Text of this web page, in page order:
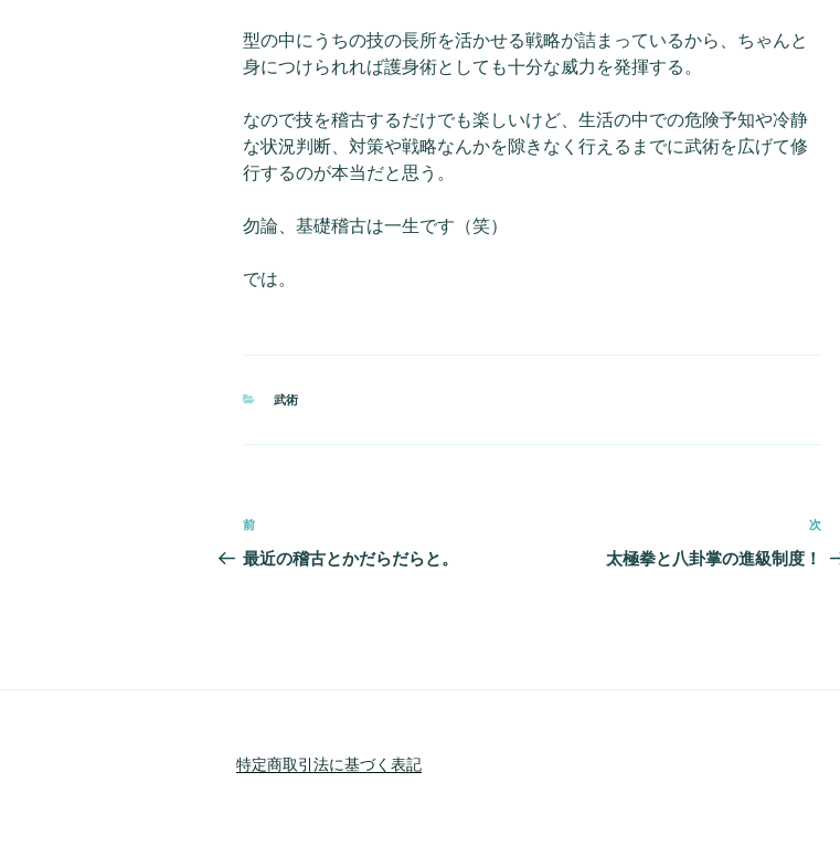
型の中にうちの技の長所を活かせる戦略が詰まっているから、ちゃんと
身につけられれば護身術としても十分な威力を発揮する。
なので技を稽古するだけでも楽しいけど、生活の中での危険予知や冷静
な状況判断、対策や戦略なんかを隙きなく行えるまでに武術を広げて修
行するのが本当だと思う。
勿論、基礎稽古は一生です（笑）
では。
カ
武術
投
稿
シ
前
の
前
最近の稽古とかだらだらと。
次
の
次
太極拳と八卦掌の進級制度！
特定商取引法に基づく表記